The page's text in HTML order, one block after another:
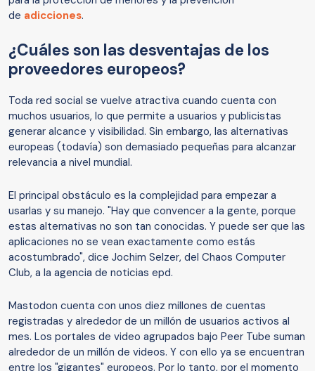
de adicciones.
¿Cuáles son las desventajas de los
proveedores europeos?
Toda red social se vuelve atractiva cuando cuenta con
muchos usuarios, lo que permite a usuarios y publicistas
generar alcance y visibilidad. Sin embargo, las alternativas
europeas (todavía) son demasiado pequeñas para alcanzar
relevancia a nivel mundial.
El principal obstáculo es la complejidad para empezar a
usarlas y su manejo. "Hay que convencer a la gente, porque
estas alternativas no son tan conocidas. Y puede ser que las
aplicaciones no se vean exactamente como estás
acostumbrado", dice Jochim Selzer, del Chaos Computer
Club, a la agencia de noticias epd.
Mastodon cuenta con unos diez millones de cuentas
registradas y alrededor de un millón de usuarios activos al
mes. Los portales de video agrupados bajo Peer Tube suman
alrededor de un millón de videos. Y con ello ya se encuentran
entre los "gigantes" europeos. Por lo tanto, por el momento